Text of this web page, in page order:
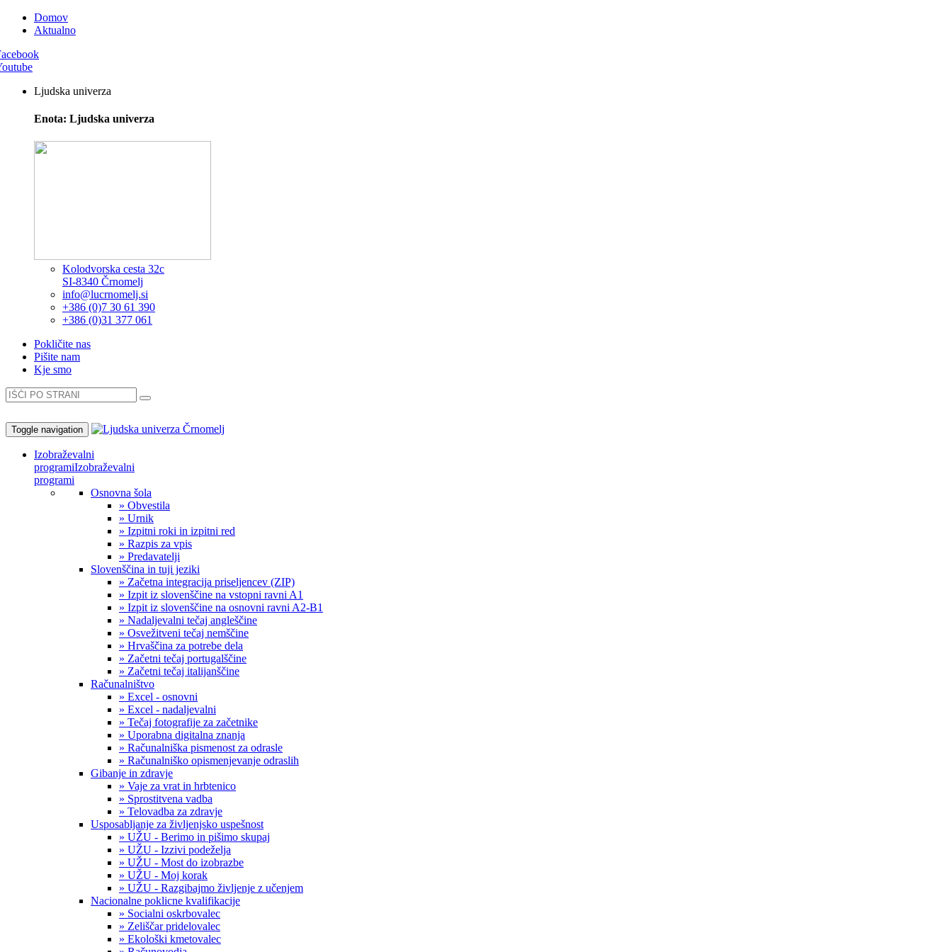
Domov
Aktualno
Ljudska univerza
Enota: Ljudska univerza
Kolodvorska cesta 32c
SI-8340 Črnomelj
info@lucrnomelj.si
+386 (0)7 30 61 390
+386 (0)31 377 061
Pokličite nas
Pišite nam
Kje smo
Toggle navigation
Izobraževalni
programiIzobraževalni
programi
Osnovna šola
» Obvestila
» Urnik
» Izpitni roki in izpitni red
» Razpis za vpis
» Predavatelji
Slovenščina in tuji jeziki
» Začetna integracija priseljencev (ZIP)
» Izpit iz slovenščine na vstopni ravni A1
» Izpit iz slovenščine na osnovni ravni A2-B1
» Nadaljevalni tečaj angleščine
» Osvežitveni tečaj nemščine
» Hrvaščina za potrebe dela
» Začetni tečaj portugalščine
» Začetni tečaj italijanščine
Računalništvo
» Excel - osnovni
» Excel - nadaljevalni
» Tečaj fotografije za začetnike
» Uporabna digitalna znanja
» Računalniška pismenost za odrasle
» Računalniško opismenjevanje odraslih
Gibanje in zdravje
» Vaje za vrat in hrbtenico
» Sprostitvena vadba
» Telovadba za zdravje
Usposabljanje za življenjsko uspešnost
» UŽU - Berimo in pišimo skupaj
» UŽU - Izzivi podeželja
» UŽU - Most do izobrazbe
» UŽU - Moj korak
» UŽU - Razgibajmo življenje z učenjem
Nacionalne poklicne kvalifikacije
» Socialni oskrbovalec
» Zeliščar pridelovalec
» Ekološki kmetovalec